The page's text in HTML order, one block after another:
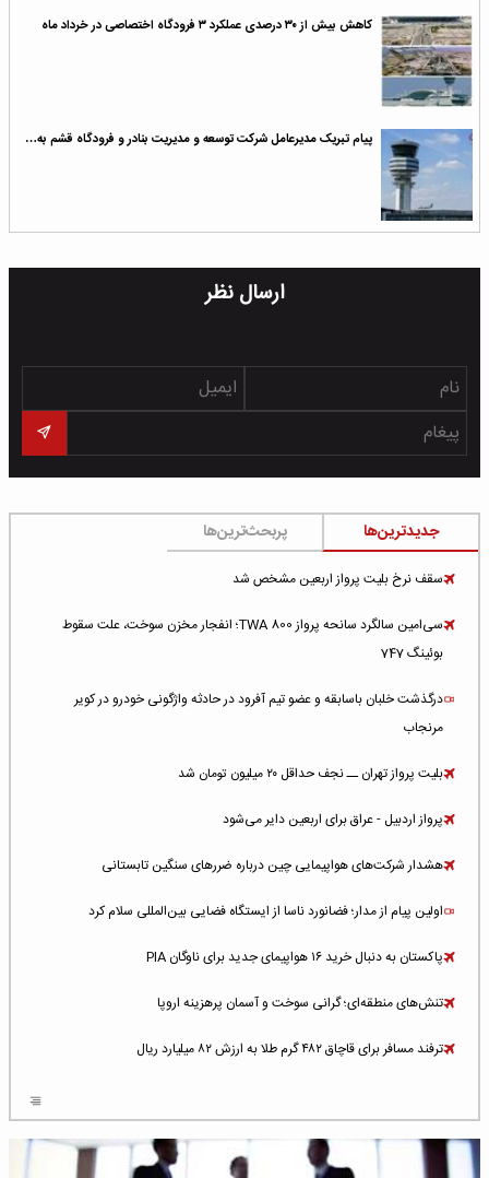
کاهش بیش از ۳۰ درصدی عملکرد ۳ فرودگاه اختصاصی در خرداد ماه
پیام تبریک مدیرعامل شرکت توسعه و مدیریت بنادر و فرودگاه قشم به…
ارسال نظر
جدیدترین‌ها پربحث‌ترین‌ها
سقف نرخ بلیت پرواز اربعین مشخص شد
سی‌امین سالگرد سانحه پرواز TWA 800؛ انفجار مخزن سوخت، علت سقوط
بوئینگ 747
درگذشت خلبان باسابقه و عضو تیم آفرود در حادثه واژگونی خودرو در کویر
مرنجاب
بلیت پرواز تهران ــ نجف حداقل ۲۰ میلیون تومان شد
پرواز اردبیل - عراق برای اربعین دایر می‌شود
هشدار شرکت‌های هواپیمایی چین درباره ضررهای سنگین تابستانی
اولین پیام از مدار؛ فضانورد ناسا از ایستگاه فضایی بین‌المللی سلام کرد
پاکستان به دنبال خرید ۱۶ هواپیمای جدید برای ناوگان PIA
تنش‌های منطقه‌ای؛ گرانی سوخت و آسمان پرهزینه اروپا
ترفند مسافر برای قاچاق ۴۸۲ گرم طلا به ارزش ۸۲ میلیارد ریال
شلوغ‌ترین فرودگاه‌های اروپا در ۲۰۲۵: لندن، استانبول و پاریس